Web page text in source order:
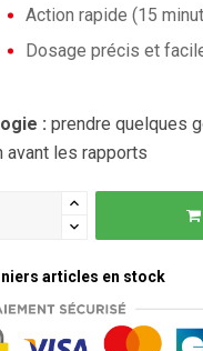
Action rapide (15
Dosage précis et
: prendre quelques
avant les rapports
articles en stock